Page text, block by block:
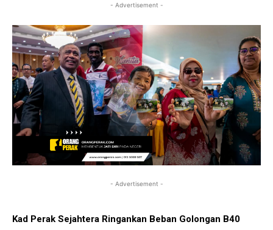
- Advertisement -
- Advertisement -
Kad Perak Sejahtera Ringankan Beban Golongan B40